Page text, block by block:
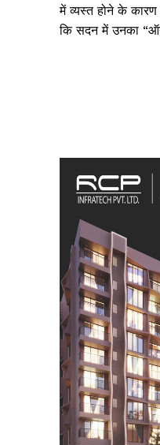
में व्यस्त होने के
कि सदन में उनका “ऑन